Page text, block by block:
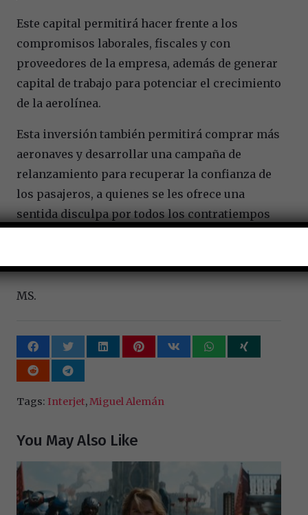
Este capital permitirá hacer frente a los
compromisos laborales, fiscales y con
proveedores de la empresa, además de generar
capital de trabajo para potenciar el crecimiento
de la aerolínea.
Esta inversión también permitirá comprar más
aeronaves y desarrollar una campaña de
relanzamiento para recuperar la confianza de
los pasajeros, a quienes se les ofrece una
sentida disculpa por todos los contratiempos
MS.
Tags: Interjet,Miguel Alemán
You May Also Like